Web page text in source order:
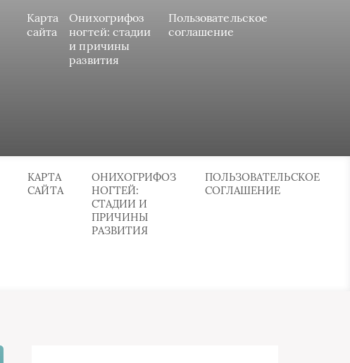
Карта
сайта
Онихогрифоз
ногтей: стадии
и причины
развития
Пользовательское
соглашение
КАРТА
САЙТА
ОНИХОГРИФОЗ
НОГТЕЙ:
СТАДИИ И
ПРИЧИНЫ
РАЗВИТИЯ
ПОЛЬЗОВАТЕЛЬСКОЕ
СОГЛАШЕНИЕ